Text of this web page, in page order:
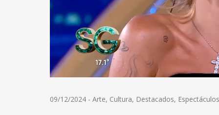
09/12/2024 - Arte, Cultura, Destacados, Espectáculos